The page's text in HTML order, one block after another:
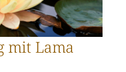
mit Lama